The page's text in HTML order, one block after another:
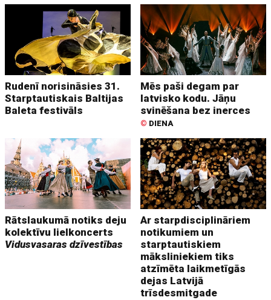
Rudenī norisināsies 31.
Starptautiskais Baltijas
Baleta festivāls
Mēs paši degam par
latvisko kodu. Jāņu
svinēšana bez inerces
© DIENA
Rātslaukumā notiks deju
kolektīvu lielkoncerts
Vidusvasaras dzīvestības
Ar starpdisciplināriem
notikumiem un
starptautiskiem
māksliniekiem tiks
atzīmēta laikmetīgās
dejas Latvijā
trīsdesmitgade